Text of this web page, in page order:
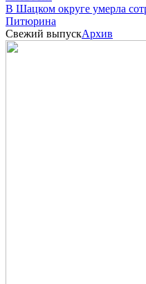
В Шацком округе умерла
Питюрина
Свежий выпускАрхив